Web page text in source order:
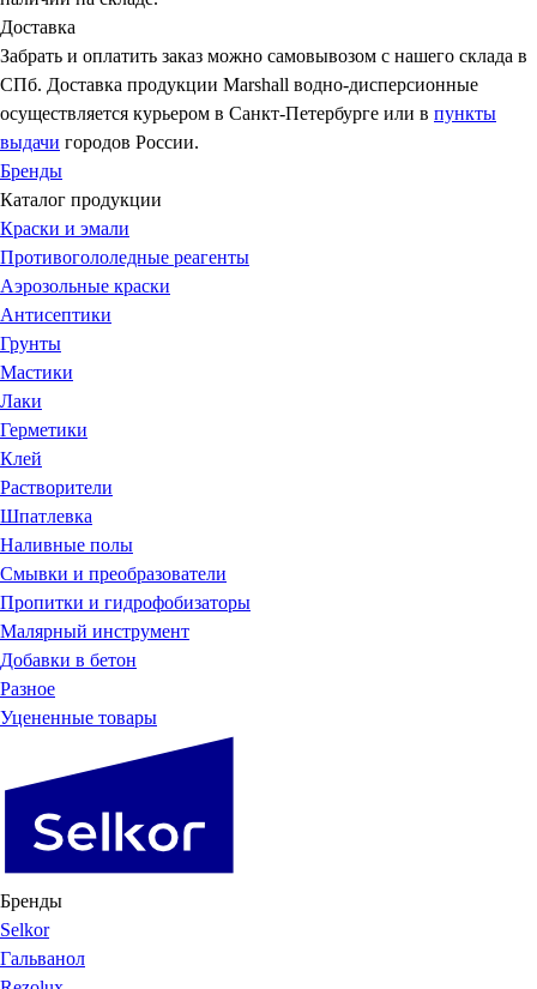
Доставка
Забрать и оплатить заказ можно самовывозом с нашего склада в
СПб. Доставка продукции Marshall водно-дисперсионные
осуществляется курьером в Санкт-Петербурге или в пункты
выдачи городов России.
Бренды
Каталог продукции
Краски и эмали
Противогололедные реагенты
Аэрозольные краски
Антисептики
Грунты
Мастики
Лаки
Герметики
Клей
Растворители
Шпатлевка
Наливные полы
Смывки и преобразователи
Пропитки и гидрофобизаторы
Малярный инструмент
Добавки в бетон
Разное
Уцененные товары
Бренды
Selkor
Гальванол